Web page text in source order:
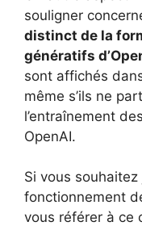
souligner
distinct de la
génératifs
sont affichés
même s’ils ne
l’entraînement
OpenAI.
Si vous
fonctionnement
vous référer à ce